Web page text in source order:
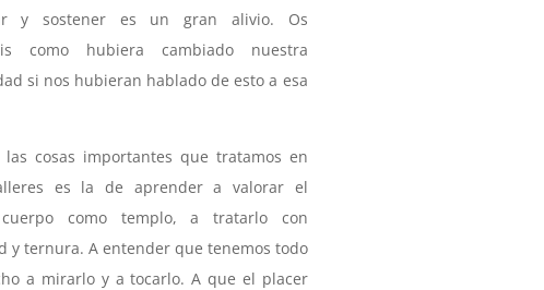
y sostener es un gran alivio. Os
como hubiera cambiado nuestra
si nos hubieran hablado de esto a esa
las cosas importantes que tratamos en
es la de aprender a valorar el
como templo, a tratarlo con
y ternura. A entender que tenemos todo
a mirarlo y a tocarlo. A que el placer